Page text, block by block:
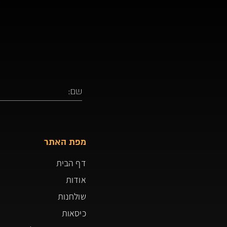
מפת האתר
דף הבית
אודות
שולחנות
כיסאות